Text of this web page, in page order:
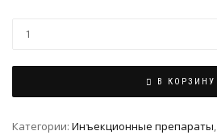
В КОРЗИНУ
Категории: Инъeкциoнныe препараты,